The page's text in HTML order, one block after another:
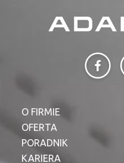
O FIRMIE
OFERTA
PORADNIK
KARIERA